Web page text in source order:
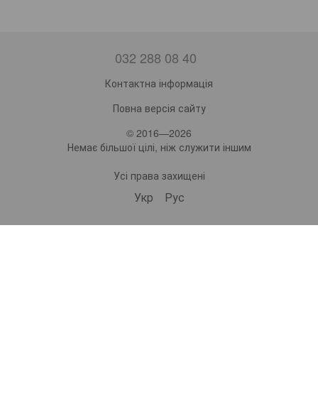
032 288 08 40
Контактна інформація
Повна версія сайту
© 2016—2026
Немає більшої цілі, ніж служити іншим
Усі права захищені
Укр Рус